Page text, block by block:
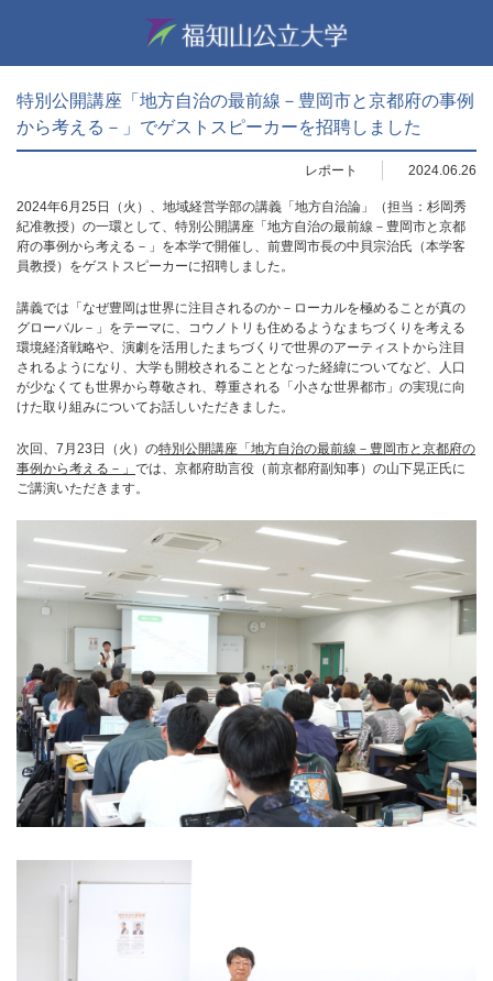
特別公開講座「地方自治の最前線－豊岡市と京都府の事例
から考える－」でゲストスピーカーを招聘しました
レポート 2024.06.26
2024年6月25日（火）、地域経営学部の講義「地方自治論」（担当：杉岡秀
紀准教授）の一環として、特別公開講座「地方自治の最前線－豊岡市と京都
府の事例から考える－」を本学で開催し、前豊岡市長の中貝宗治氏（本学客
員教授）をゲストスピーカーに招聘しました。
講義では「なぜ豊岡は世界に注目されるのか－ローカルを極めることが真の
グローバル－」をテーマに、コウノトリも住めるようなまちづくりを考える
環境経済戦略や、演劇を活用したまちづくりで世界のアーティストから注目
されるようになり、大学も開校されることとなった経緯についてなど、人口
が少なくても世界から尊敬され、尊重される「小さな世界都市」の実現に向
けた取り組みについてお話しいただきました。
次回、7月23日（火）の特別公開講座「地方自治の最前線－豊岡市と京都府の
事例から考える－」 では、京都府助言役（前京都府副知事）の山下晃正氏に
ご講演いただきます。